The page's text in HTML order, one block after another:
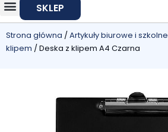
SKLEP
Strona główna /Artykuły biurowe i szkolne
klipem / Deska z klipem A4 Czarna